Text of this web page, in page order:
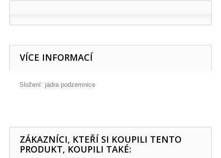
VÍCE INFORMACÍ
Složení: jádra podzemnice
ZÁKAZNÍCI, KTEŘÍ SI KOUPILI TENTO
PRODUKT, KOUPILI TAKÉ: